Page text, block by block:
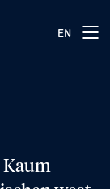
EN
Kaum